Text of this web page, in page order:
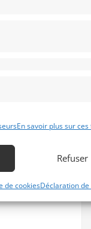
En savoir plus sur
Refuser
de cookiesDéclaration